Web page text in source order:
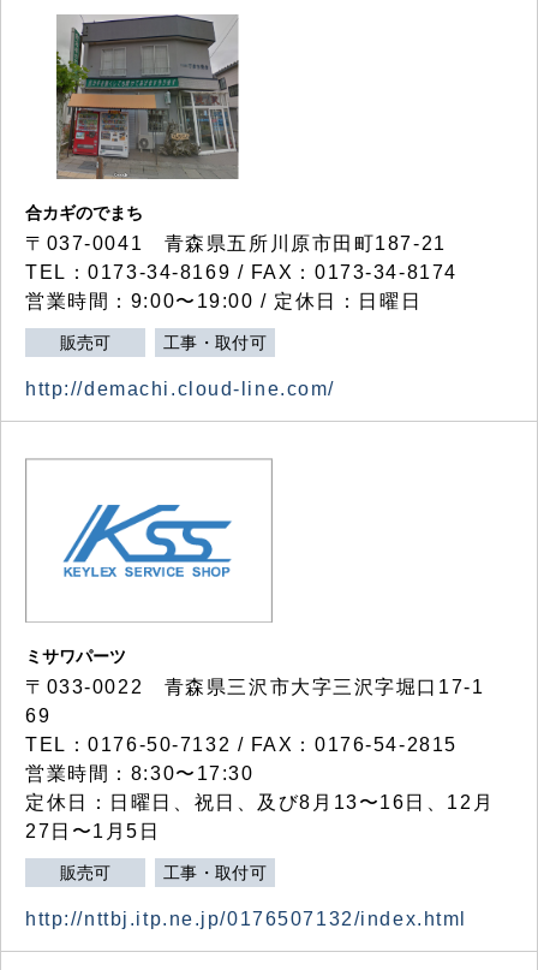
合カギのでまち
〒037-0041 青森県五所川原市田町187-21
TEL：0173-34-8169 / FAX：0173-34-8174
営業時間：9:00〜19:00 / 定休日：日曜日
販売可 工事・取付可
http://demachi.cloud-line.com/
ミサワパーツ
〒033-0022 青森県三沢市大字三沢字堀口17-1
69
TEL：0176-50-7132 / FAX：0176-54-2815
営業時間：8:30〜17:30
定休日：日曜日、祝日、及び8月13〜16日、12月
27日〜1月5日
販売可 工事・取付可
http://nttbj.itp.ne.jp/0176507132/index.html